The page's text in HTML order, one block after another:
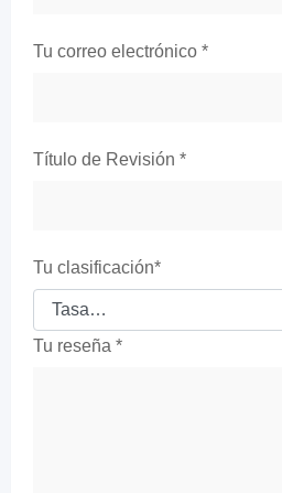
Tu correo electrónico *
Título de Revisión *
Tu clasificación*
Tu reseña *